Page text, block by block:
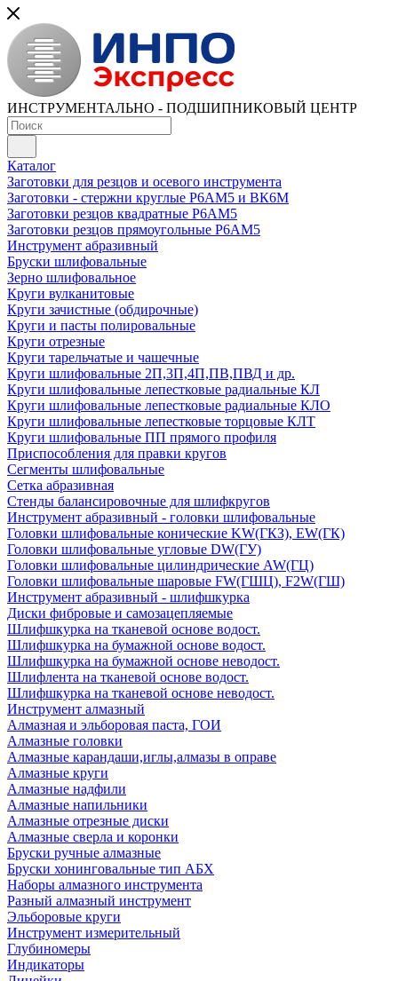
ИНСТРУМЕНТАЛЬНО - ПОДШИПНИКОВЫЙ ЦЕНТР
Каталог
Заготовки для резцов и осевого инструмента
Заготовки - стержни круглые Р6АМ5 и ВК6М
Заготовки резцов квадратные Р6АМ5
Заготовки резцов прямоугольные Р6АМ5
Инструмент абразивный
Бруски шлифовальные
Зерно шлифовальное
Круги вулканитовые
Круги зачистные (обдирочные)
Круги и пасты полировальные
Круги отрезные
Круги тарельчатые и чашечные
Круги шлифовальные 2П,3П,4П,ПВ,ПВД и др.
Круги шлифовальные лепестковые радиальные КЛ
Круги шлифовальные лепестковые радиальные КЛО
Круги шлифовальные лепестковые торцовые КЛТ
Круги шлифовальные ПП прямого профиля
Приспособления для правки кругов
Сегменты шлифовальные
Сетка абразивная
Стенды балансировочные для шлифкругов
Инструмент абразивный - головки шлифовальные
Головки шлифовальные конические KW(ГКЗ), EW(ГК)
Головки шлифовальные угловые DW(ГУ)
Головки шлифовальные цилиндрические AW(ГЦ)
Головки шлифовальные шаровые FW(ГШЦ), F2W(ГШ)
Инструмент абразивный - шлифшкурка
Диски фибровые и самозацепляемые
Шлифшкурка на тканевой основе водост.
Шлифшкурка на бумажной основе водост.
Шлифшкурка на бумажной основе неводост.
Шлифлента на тканевой основе водост.
Шлифшкурка на тканевой основе неводост.
Инструмент алмазный
Алмазная и эльборовая паста, ГОИ
Алмазные головки
Алмазные карандаши,иглы,алмазы в оправе
Алмазные круги
Алмазные надфили
Алмазные напильники
Алмазные отрезные диски
Алмазные сверла и коронки
Бруски ручные алмазные
Бруски хонинговальные тип АБХ
Наборы алмазного инструмента
Разный алмазный инструмент
Эльборовые круги
Инструмент измерительный
Глубиномеры
Индикаторы